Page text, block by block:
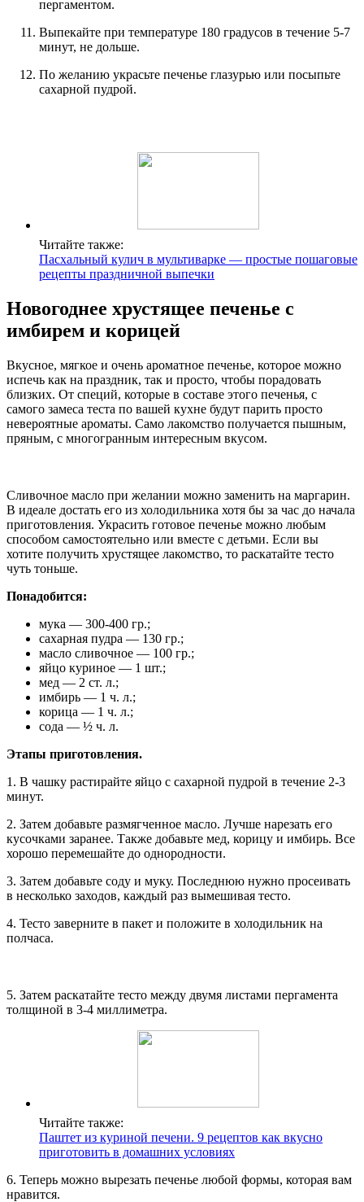
пергаментом.
Выпекайте при температуре 180 градусов в течение 5-7
минут, не дольше.
По желанию украсьте печенье глазурью или посыпьте
сахарной пудрой.
Читайте также:
Пасхальный кулич в мультиварке — простые пошаговые
рецепты праздничной выпечки
Новогоднее хрустящее печенье с
имбирем и корицей
Вкусное, мягкое и очень ароматное печенье, которое можно
испечь как на праздник, так и просто, чтобы порадовать
близких. От специй, которые в составе этого печенья, с
самого замеса теста по вашей кухне будут парить просто
невероятные ароматы. Само лакомство получается пышным,
пряным, с многогранным интересным вкусом.
Сливочное масло при желании можно заменить на маргарин.
В идеале достать его из холодильника хотя бы за час до начала
приготовления. Украсить готовое печенье можно любым
способом самостоятельно или вместе с детьми. Если вы
хотите получить хрустящее лакомство, то раскатайте тесто
чуть тоньше.
Понадобится:
мука — 300-400 гр.;
сахарная пудра — 130 гр.;
масло сливочное — 100 гр.;
яйцо куриное — 1 шт.;
мед — 2 ст. л.;
имбирь — 1 ч. л.;
корица — 1 ч. л.;
сода — ½ ч. л.
Этапы приготовления.
1. В чашку растирайте яйцо с сахарной пудрой в течение 2-3
минут.
2. Затем добавьте размягченное масло. Лучше нарезать его
кусочками заранее. Также добавьте мед, корицу и имбирь. Все
хорошо перемешайте до однородности.
3. Затем добавьте соду и муку. Последнюю нужно просеивать
в несколько заходов, каждый раз вымешивая тесто.
4. Тесто заверните в пакет и положите в холодильник на
полчаса.
5. Затем раскатайте тесто между двумя листами пергамента
толщиной в 3-4 миллиметра.
Читайте также:
Паштет из куриной печени. 9 рецептов как вкусно
приготовить в домашних условиях
6. Теперь можно вырезать печенье любой формы, которая вам
нравится.